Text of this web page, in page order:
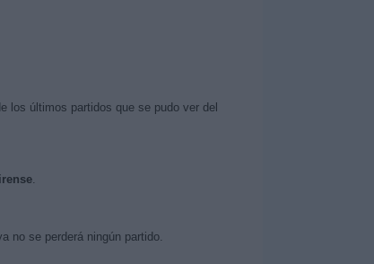
los últimos partidos que se pudo ver del
.
no se perderá ningún partido.